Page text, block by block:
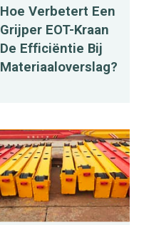
Hoe Verbetert Een
Grijper EOT-Kraan
De Efficiëntie Bij
Materiaaloverslag?